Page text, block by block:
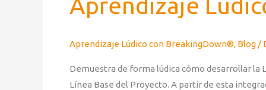
Aprendizaje
Aprendizaje Lúdico con BreakingDown®, Blog /
Demuestra de forma lúdica cómo desarrollar la
Línea Base del Proyecto. A partir de esta